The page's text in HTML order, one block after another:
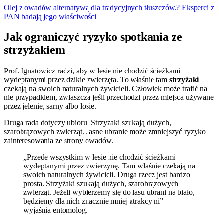
Olej z owadów alternatywą dla tradycyjnych tłuszczów.? Eksperci z
PAN badają jego właściwości
Jak ograniczyć ryzyko spotkania ze
strzyżakiem
Prof. Ignatowicz radzi, aby w lesie nie chodzić ścieżkami
wydeptanymi przez dzikie zwierzęta. To właśnie tam strzyżaki
czekają na swoich naturalnych żywicieli. Człowiek może trafić na
nie przypadkiem, zwłaszcza jeśli przechodzi przez miejsca używane
przez jelenie, sarny albo łosie.
Druga rada dotyczy ubioru. Strzyżaki szukają dużych,
szarobrązowych zwierząt. Jasne ubranie może zmniejszyć ryzyko
zainteresowania ze strony owadów.
„Przede wszystkim w lesie nie chodzić ścieżkami
wydeptanymi przez zwierzynę. Tam właśnie czekają na
swoich naturalnych żywicieli. Druga rzecz jest bardzo
prosta. Strzyżaki szukają dużych, szarobrązowych
zwierząt. Jeżeli wybierzemy się do lasu ubrani na biało,
będziemy dla nich znacznie mniej atrakcyjni” –
wyjaśnia entomolog.